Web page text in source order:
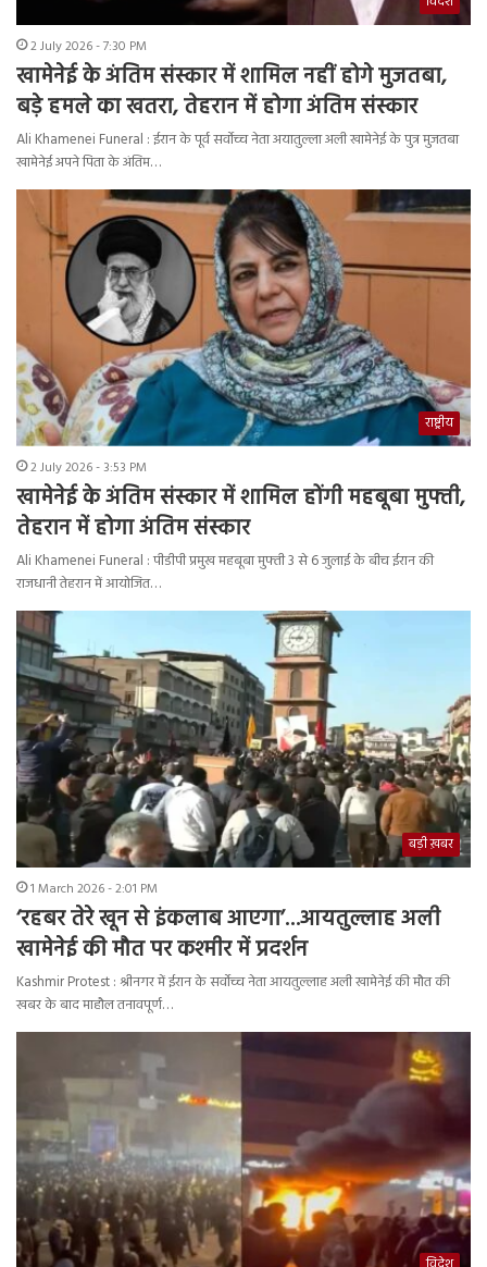
2 July 2026 - 7:30 PM
खामेनेई के अंतिम संस्कार में शामिल नहीं होगे मुजतबा,
बड़े हमले का खतरा, तेहरान में होगा अंतिम संस्कार
Ali Khamenei Funeral : ईरान के पूर्व सर्वोच्च नेता अयातुल्ला अली खामेनेई के पुत्र मुजतबा
खामेनेई अपने पिता के अंतिम…
राष्ट्रीय
2 July 2026 - 3:53 PM
खामेनेई के अंतिम संस्कार में शामिल होंगी महबूबा मुफ्ती,
तेहरान में होगा अंतिम संस्कार
Ali Khamenei Funeral : पीडीपी प्रमुख महबूबा मुफ्ती 3 से 6 जुलाई के बीच ईरान की
राजधानी तेहरान में आयोजित…
बड़ी ख़बर
1 March 2026 - 2:01 PM
‘रहबर तेरे खून से इंकलाब आएगा’…आयतुल्लाह अली
खामेनेई की मौत पर कश्मीर में प्रदर्शन
Kashmir Protest : श्रीनगर में ईरान के सर्वोच्च नेता आयतुल्लाह अली खामेनेई की मौत की
खबर के बाद माहौल तनावपूर्ण…